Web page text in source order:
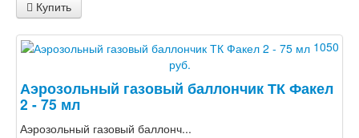
Купить
1050
руб.
Аэрозольный газовый баллончик ТК Факел
2 - 75 мл
Аэрозольный газовый баллонч...